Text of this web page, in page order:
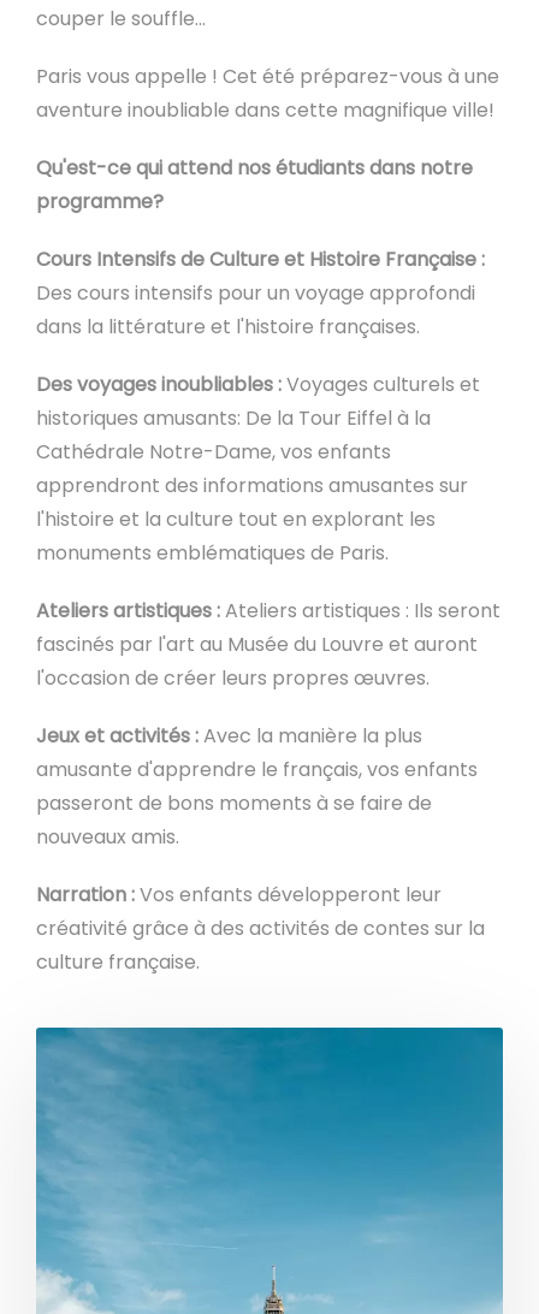
couper le souffle...
Paris vous appelle ! Cet été préparez-vous à une
aventure inoubliable dans cette magnifique ville!
Qu'est-ce qui attend nos étudiants dans notre
programme?
Cours Intensifs de Culture et Histoire Française :
Des cours intensifs pour un voyage approfondi
dans la littérature et l'histoire françaises.
Des voyages inoubliables :Voyages culturels et
historiques amusants: De la Tour Eiffel à la
Cathédrale Notre-Dame, vos enfants
apprendront des informations amusantes sur
l'histoire et la culture tout en explorant les
monuments emblématiques de Paris.
Ateliers artistiques :Ateliers artistiques : Ils seront
fascinés par l'art au Musée du Louvre et auront
l'occasion de créer leurs propres œuvres.
Jeux et activités :Avec la manière la plus
amusante d'apprendre le français, vos enfants
passeront de bons moments à se faire de
nouveaux amis.
Narration :Vos enfants développeront leur
créativité grâce à des activités de contes sur la
culture française.